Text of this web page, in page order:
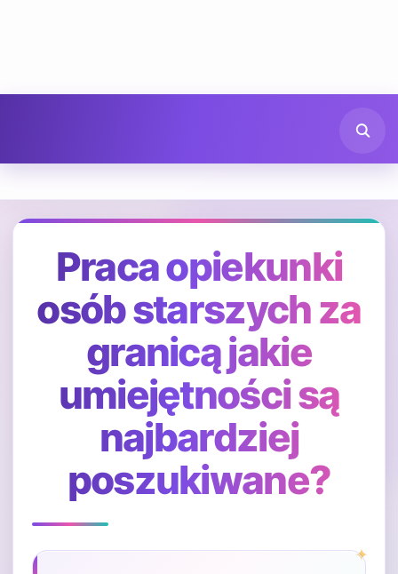
Praca opiekunki
osób starszych za
granicą jakie
umiejętności są
najbardziej
poszukiwane?